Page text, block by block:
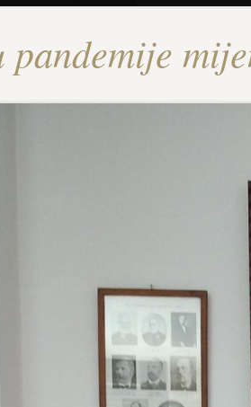
pandemije